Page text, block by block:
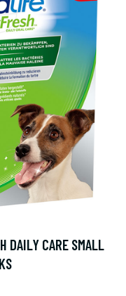
DAILY CARE SMALL